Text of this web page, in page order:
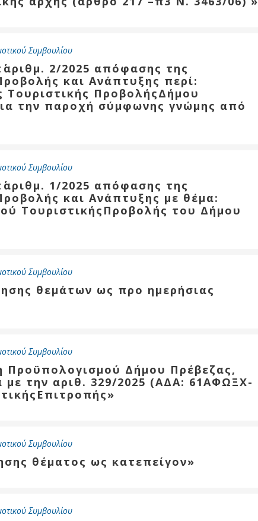
Γραφείο εσόδων
Παιδικοί σταθμοί
Πολιτική
Συμβουλίου
2/2025 απόφασης της
και Ανάπτυξης περί:
Τουριστικής ΠροβολήςΔήμου
την παροχή σύμφωνης γνώμης από
Συμβουλίου
1/2025 απόφασης της
και Ανάπτυξης με θέμα:
ΤουριστικήςΠροβολής του Δήμου
Συμβουλίου
θεμάτων ως προ ημερήσιας
Συμβουλίου
Προϋπολογισμού Δήμου Πρέβεζας,
με την αριθ. 329/2025 (ΑΔΑ: 61ΑΦΩΞΧ-
Συμβουλίου
θέματος ως κατεπείγον»
Συμβουλίου